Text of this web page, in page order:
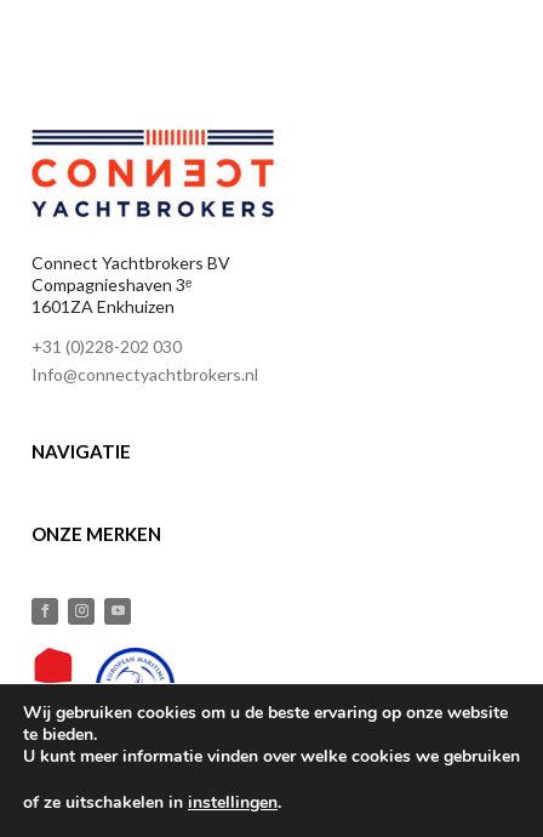
Connect Yachtbrokers BV
Compagnieshaven 3ᵉ
1601ZA Enkhuizen
+31 (0)228-202 030
Info@connectyachtbrokers.nl
NAVIGATIE
ONZE MERKEN
© 2025 | Connect Yachtbrokers BV |
Wij gebruiken cookies om u de beste ervaring op onze website
te bieden.
U kunt meer informatie vinden over welke cookies we gebruiken
of ze uitschakelen in instellingen.